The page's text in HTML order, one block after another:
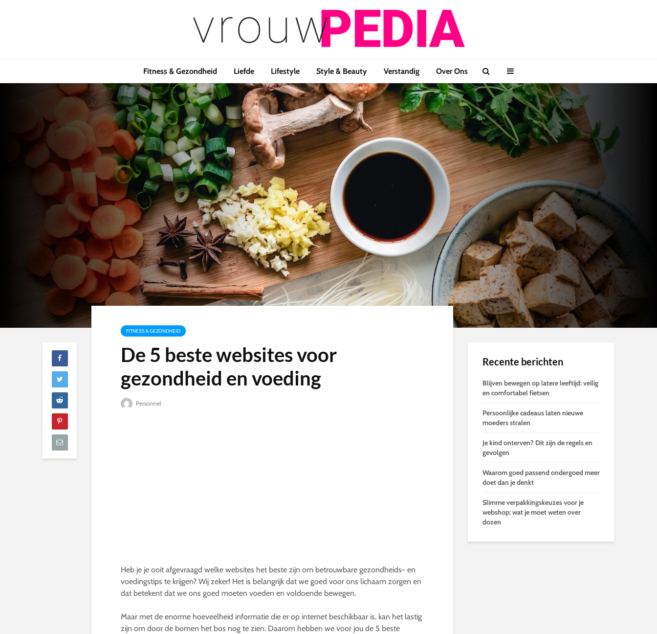
Fitness & Gezondheid Liefde Lifestyle Style & Beauty Verstandig Over Ons
FITNESS & GEZONDHEID
De 5 beste websites voor
gezondheid en voeding
Personnel
Heb je je ooit afgevraagd welke websites het beste zijn om betrouwbare gezondheids- en
voedingstips te krijgen? Wij zeker! Het is belangrijk dat we goed voor ons lichaam zorgen en
dat betekent dat we ons goed moeten voeden en voldoende bewegen.
Maar met de enorme hoeveelheid informatie die er op internet beschikbaar is, kan het lastig
zijn om door de bomen het bos nog te zien. Daarom hebben we voor jou de 5 beste
Recente berichten
Blijven bewegen op latere leeftijd: veilig
en comfortabel fietsen
Persoonlijke cadeaus laten nieuwe
moeders stralen
Je kind onterven? Dit zijn de regels en
gevolgen
Waarom goed passend ondergoed meer
doet dan je denkt
Slimme verpakkingskeuzes voor je
webshop: wat je moet weten over
dozen